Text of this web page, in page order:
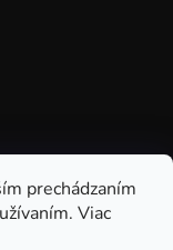
prechádzaním
Viac